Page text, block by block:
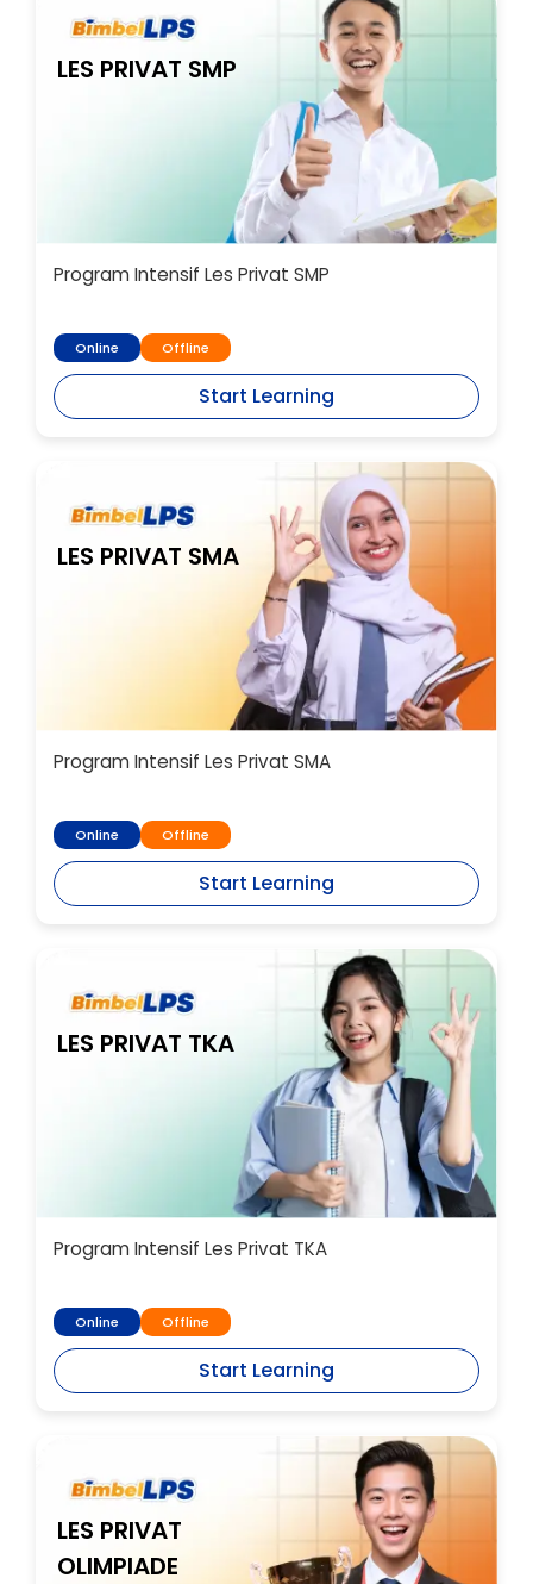
LES PRIVAT SMP
Program Intensif Les Privat SMP
Online Offline
Start Learning
LES PRIVAT SMA
Program Intensif Les Privat SMA
Online Offline
Start Learning
LES PRIVAT TKA
Program Intensif Les Privat TKA
Online Offline
Start Learning
LES PRIVAT
OLIMPIADE